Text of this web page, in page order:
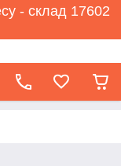
- склад 17602